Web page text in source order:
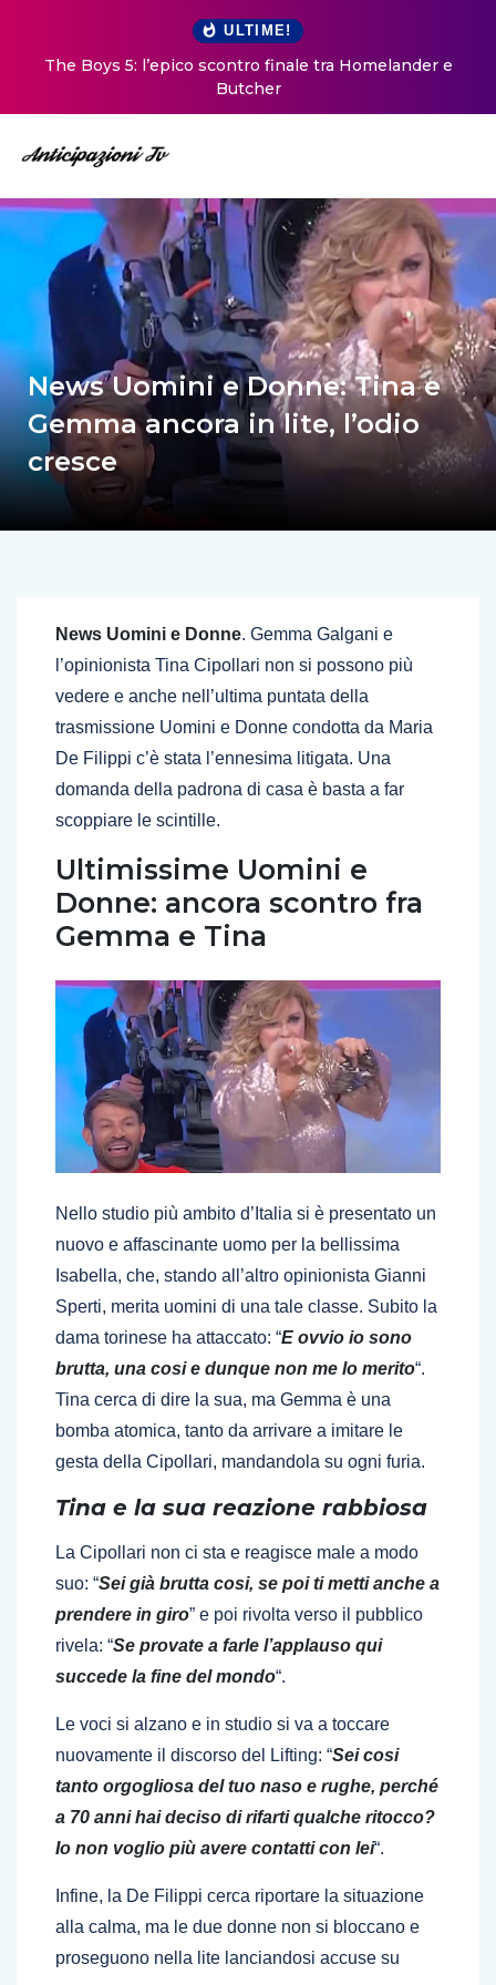
ULTIME!
The Boys 5: l’epico scontro finale tra Homelander e
Butcher
News Uomini e Donne: Tina e
Gemma ancora in lite, l’odio
cresce
News Uomini e Donne. Gemma Galgani e
l’opinionista Tina Cipollari non si possono più
vedere e anche nell’ultima puntata della
trasmissione Uomini e Donne condotta da Maria
De Filippi c’è stata l’ennesima litigata. Una
domanda della padrona di casa è basta a far
scoppiare le scintille.
Ultimissime Uomini e
Donne: ancora scontro fra
Gemma e Tina
Nello studio più ambito d’Italia si è presentato un
nuovo e affascinante uomo per la bellissima
Isabella, che, stando all’altro opinionista Gianni
Sperti, merita uomini di una tale classe. Subito la
dama torinese ha attaccato: “E ovvio io sono
brutta, una cosi e dunque non me lo merito“.
Tina cerca di dire la sua, ma Gemma è una
bomba atomica, tanto da arrivare a imitare le
gesta della Cipollari, mandandola su ogni furia.
Tina e la sua reazione rabbiosa
La Cipollari non ci sta e reagisce male a modo
suo: “Sei già brutta cosi, se poi ti metti anche a
prendere in giro” e poi rivolta verso il pubblico
rivela: “Se provate a farle l’applauso qui
succede la fine del mondo“.
Le voci si alzano e in studio si va a toccare
nuovamente il discorso del Lifting: “Sei cosi
tanto orgogliosa del tuo naso e rughe, perché
a 70 anni hai deciso di rifarti qualche ritocco?
Io non voglio più avere contatti con lei“.
Infine, la De Filippi cerca riportare la situazione
alla calma, ma le due donne non si bloccano e
proseguono nella lite lanciandosi accuse su